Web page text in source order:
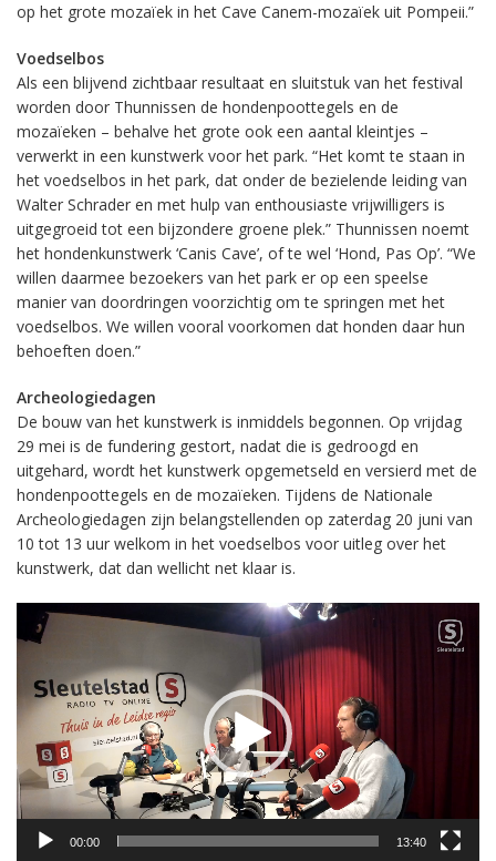
op het grote mozaïek in het Cave Canem-mozaïek uit Pompeii.”
Voedselbos
Als een blijvend zichtbaar resultaat en sluitstuk van het festival
worden door Thunnissen de hondenpoottegels en de
mozaïeken – behalve het grote ook een aantal kleintjes –
verwerkt in een kunstwerk voor het park. “Het komt te staan in
het voedselbos in het park, dat onder de bezielende leiding van
Walter Schrader en met hulp van enthousiaste vrijwilligers is
uitgegroeid tot een bijzondere groene plek.” Thunnissen noemt
het hondenkunstwerk ‘Canis Cave’, of te wel ‘Hond, Pas Op’. “We
willen daarmee bezoekers van het park er op een speelse
manier van doordringen voorzichtig om te springen met het
voedselbos. We willen vooral voorkomen dat honden daar hun
behoeften doen.”
Archeologiedagen
De bouw van het kunstwerk is inmiddels begonnen. Op vrijdag
29 mei is de fundering gestort, nadat die is gedroogd en
uitgehard, wordt het kunstwerk opgemetseld en versierd met de
hondenpoottegels en de mozaïeken. Tijdens de Nationale
Archeologiedagen zijn belangstellenden op zaterdag 20 juni van
10 tot 13 uur welkom in het voedselbos voor uitleg over het
kunstwerk, dat dan wellicht net klaar is.
Videospeler
00:00 13:40